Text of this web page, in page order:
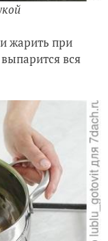
жарить при
вся